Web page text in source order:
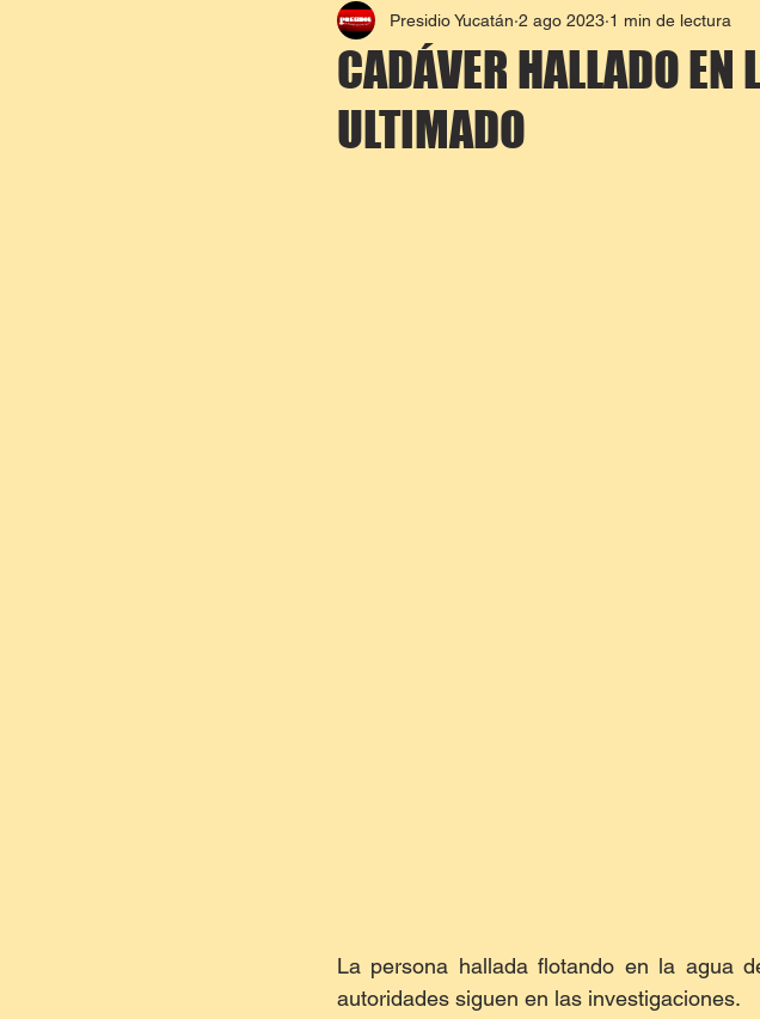
CADÁVER HALLADO EN
ULTIMADO
Presidio Yucatán 2 ago 2023 1 min de lectura
La persona hallada flotando en la agua
autoridades siguen en las investigaciones.